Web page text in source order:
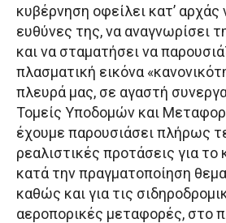
κυβέρνηση οφείλει κατ’ αρχάς
ευθύνες της, να αναγνωρίσει
και να σταματήσει να
πλασματική εικόνα
πλευρά μας, σε αγαστή
Τομείς Υποδομών και
έχουμε παρουσιάσει πλήρως
ρεαλιστικές προτάσεις για το
κατά την πραγματοποίηση
καθώς και για τις
αεροπορικές μεταφορές, στο